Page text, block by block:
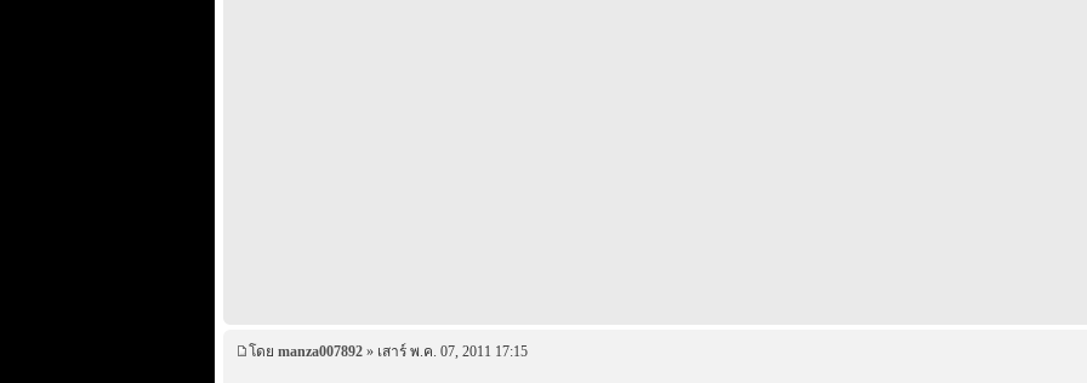
โดย manza007892» เสาร์ พ.ค. 07, 2011 17:15